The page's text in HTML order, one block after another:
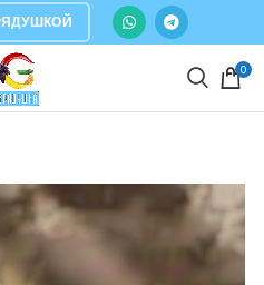
0